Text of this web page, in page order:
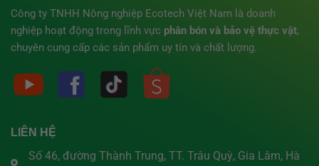
Công ty TNHH Nông nghiệp Ecotech Việt Nam là doanh
nghiệp hoạt động trong lĩnh vực phân bón và bảo vệ thực vật,
chuyên cung cấp các sản phẩm uy tín và chất lượng.
LIÊN HỆ
Số 46, đường Thành Trung, TT. Trâu Quỳ, Gia Lâm, Hà